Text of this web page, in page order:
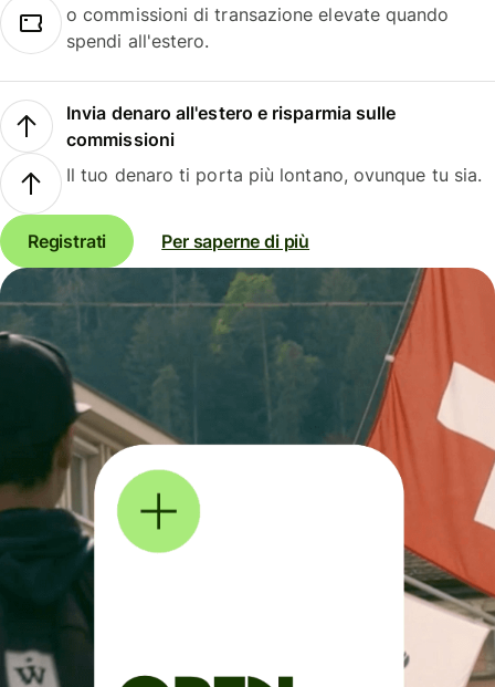
o commissioni di transazione elevate quando
spendi all'estero.
Invia denaro all'estero e risparmia sulle
commissioni
Il tuo denaro ti porta più lontano, ovunque tu sia.
Registrati Per saperne di più